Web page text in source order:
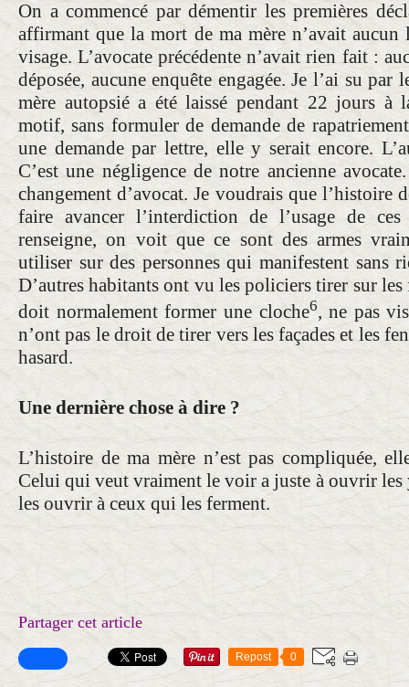
On a commencé par démentir les premières
affirmant que la mort de ma mère n’avait
visage. L’avocate précédente n’avait rien fait :
déposée, aucune enquête engagée. Je l’ai su par
mère autopsié a été laissé pendant 22 jours à
motif, sans formuler de demande de
une demande par lettre, elle y serait encore.
C’est une négligence de notre ancienne
changement d’avocat. Je voudrais que l’histoire
faire avancer l’interdiction de l’usage de
renseigne, on voit que ce sont des armes
utiliser sur des personnes qui manifestent sans
D’autres habitants ont vu les policiers tirer sur les
doit normalement former une cloche6, ne pas
n’ont pas le droit de tirer vers les façades et les
hasard.
Une dernière chose à dire ?
L’histoire de ma mère n’est pas compliquée,
Celui qui veut vraiment le voir a juste à ouvrir les
les ouvrir à ceux qui les ferment.
Partager cet article
Repost 0